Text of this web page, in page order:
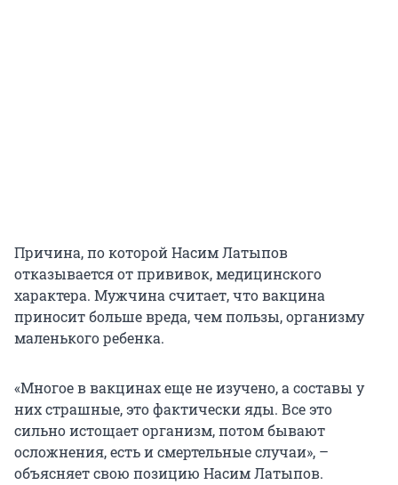
Причина, по которой Насим Латыпов
отказывается от прививок, медицинского
характера. Мужчина считает, что вакцина
приносит больше вреда, чем пользы, организму
маленького ребенка.
«Многое в вакцинах еще не изучено, а составы у
них страшные, это фактически яды. Все это
сильно истощает организм, потом бывают
осложнения, есть и смертельные случаи», –
объясняет свою позицию Насим Латыпов.